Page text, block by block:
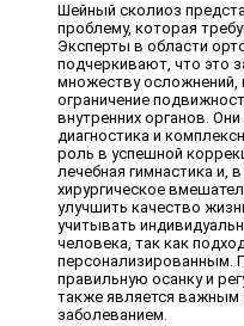
Шейный сколиоз
проблему, которая
Эксперты в области
подчеркивают, что это
множеству осложнений,
ограничение
внутренних органов.
диагностика и
роль в успешной
лечебная гимнастика и,
хирургическое
улучшить качество
учитывать
человека, так как
персонализированным.
правильную осанку и
также является важным
заболеванием.